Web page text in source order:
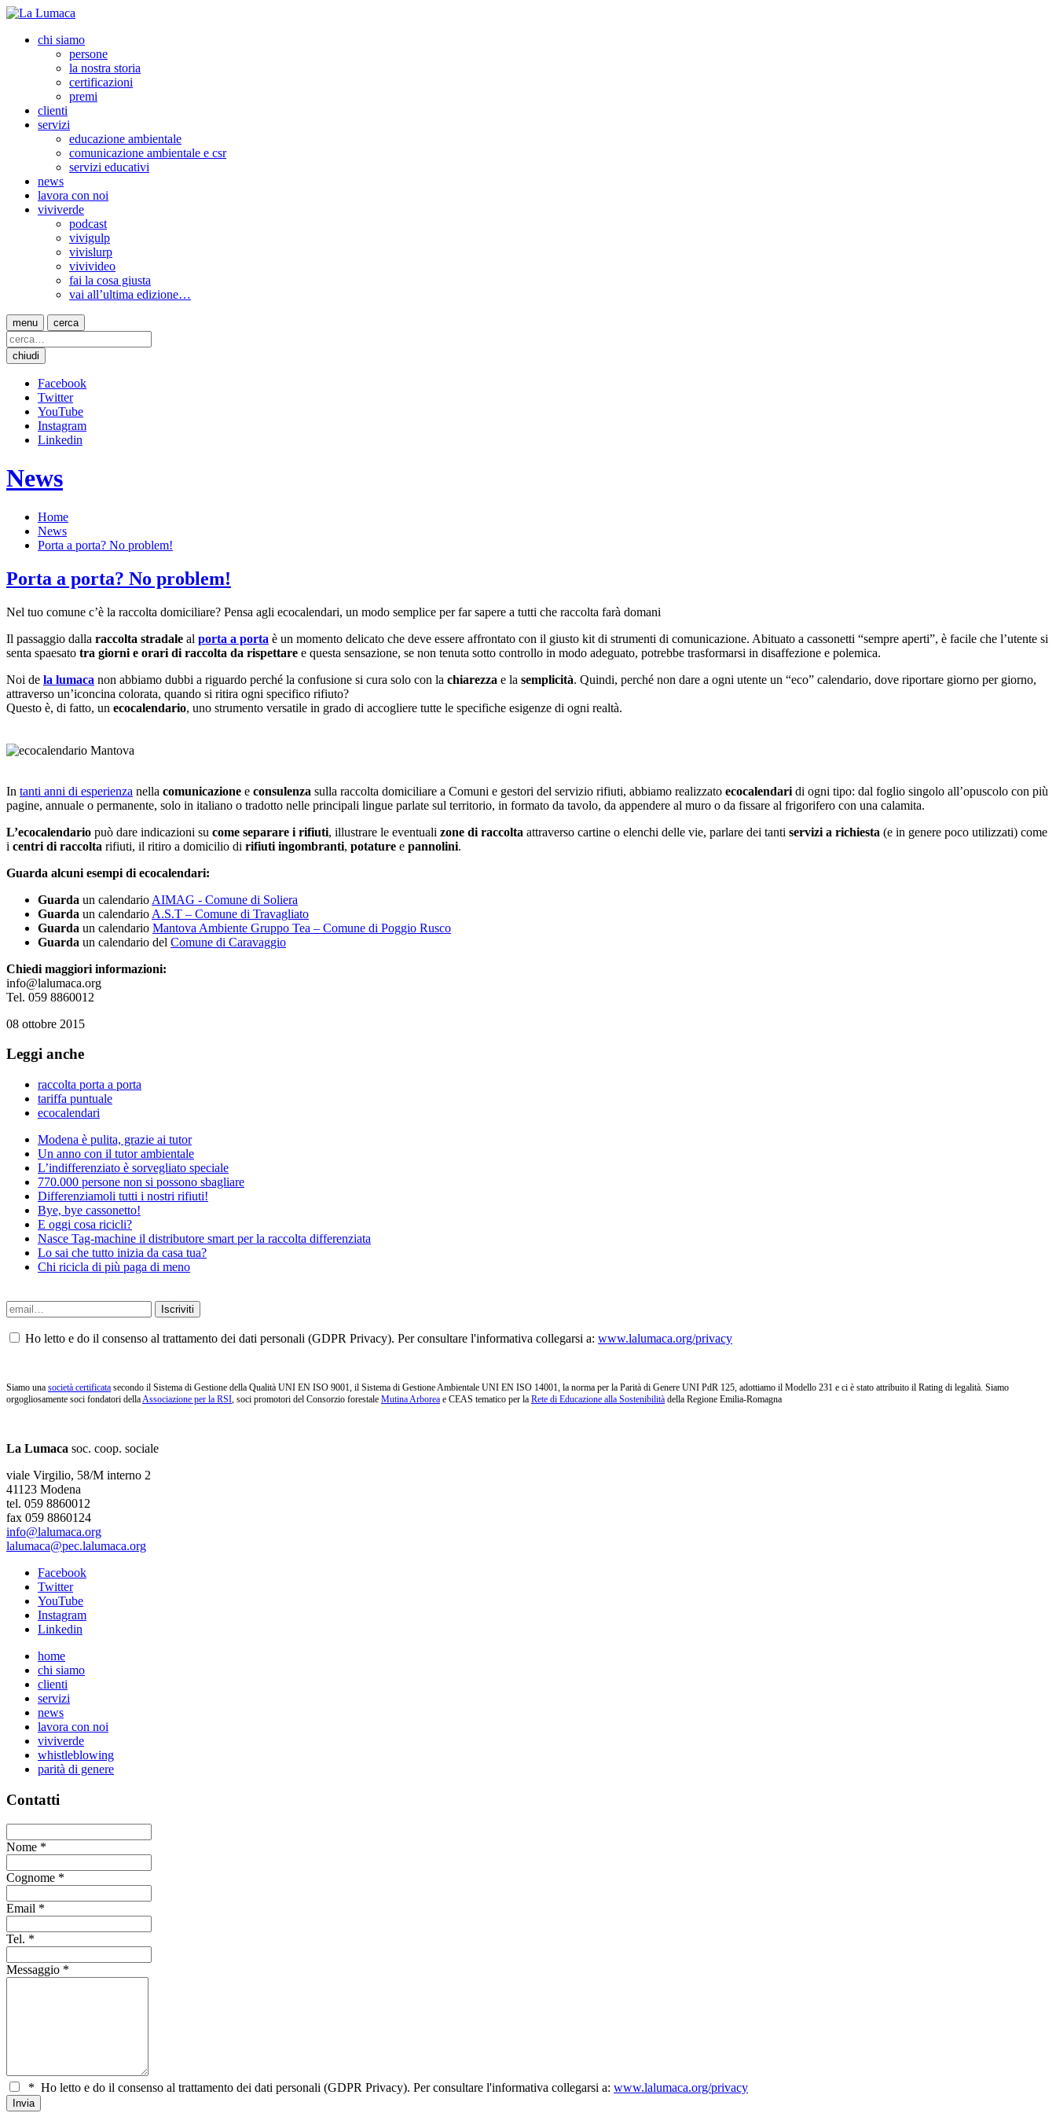
chi siamo
persone
la nostra storia
certificazioni
premi
clienti
servizi
educazione ambientale
comunicazione ambientale e csr
servizi educativi
news
lavora con noi
viviverde
podcast
vivigulp
vivislurp
vivivideo
fai la cosa giusta
vai all’ultima edizione…
menu cerca
chiudi
Facebook
Twitter
YouTube
Instagram
Linkedin
News
Home
News
Porta a porta? No problem!
Porta a porta? No problem!
Nel tuo comune c’è la raccolta domiciliare? Pensa agli ecocalendari, un modo semplice per far sapere a tutti che raccolta farà domani
Il passaggio dalla raccolta stradale al porta a porta è un momento delicato che deve essere affrontato con il giusto kit di strumenti di comunicazione. Abituato a cassonetti “sempre aperti”, è facile che l’utente si
senta spaesato tra giorni e orari di raccolta da rispettare e questa sensazione, se non tenuta sotto controllo in modo adeguato, potrebbe trasformarsi in disaffezione e polemica.
Noi de la lumaca non abbiamo dubbi a riguardo perché la confusione si cura solo con la chiarezza e la semplicità. Quindi, perché non dare a ogni utente un “eco” calendario, dove riportare giorno per giorno,
attraverso un’iconcina colorata, quando si ritira ogni specifico rifiuto?
Questo è, di fatto, un ecocalendario, uno strumento versatile in grado di accogliere tutte le specifiche esigenze di ogni realtà.
In tanti anni di esperienza nella comunicazione e consulenza sulla raccolta domiciliare a Comuni e gestori del servizio rifiuti, abbiamo realizzato ecocalendari di ogni tipo: dal foglio singolo all’opuscolo con più
pagine, annuale o permanente, solo in italiano o tradotto nelle principali lingue parlate sul territorio, in formato da tavolo, da appendere al muro o da fissare al frigorifero con una calamita.
L’ecocalendario può dare indicazioni su come separare i rifiuti, illustrare le eventuali zone di raccolta attraverso cartine o elenchi delle vie, parlare dei tanti servizi a richiesta (e in genere poco utilizzati) come
i centri di raccolta rifiuti, il ritiro a domicilio di rifiuti ingombranti, potature e pannolini.
Guarda alcuni esempi di ecocalendari:
Guarda un calendario AIMAG - Comune di Soliera
Guarda un calendario A.S.T – Comune di Travagliato
Guarda un calendario Mantova Ambiente Gruppo Tea – Comune di Poggio Rusco
Guarda un calendario del Comune di Caravaggio
Chiedi maggiori informazioni:
info@lalumaca.org
Tel. 059 8860012
08 ottobre 2015
Leggi anche
raccolta porta a porta
tariffa puntuale
ecocalendari
Modena è pulita, grazie ai tutor
Un anno con il tutor ambientale
L’indifferenziato è sorvegliato speciale
770.000 persone non si possono sbagliare
Differenziamoli tutti i nostri rifiuti!
Bye, bye cassonetto!
E oggi cosa ricicli?
Nasce Tag-machine il distributore smart per la raccolta differenziata
Lo sai che tutto inizia da casa tua?
Chi ricicla di più paga di meno
Ho letto e do il consenso al trattamento dei dati personali (GDPR Privacy). Per consultare l'informativa collegarsi a: www.lalumaca.org/privacy
Siamo una società certificata secondo il Sistema di Gestione della Qualità UNI EN ISO 9001, il Sistema di Gestione Ambientale UNI EN ISO 14001, la norma per la Parità di Genere UNI PdR 125, adottiamo il Modello 231 e ci è stato attribuito il Rating di legalità. Siamo
orgogliosamente soci fondatori dellaAssociazione per la RSI, soci promotori del Consorzio forestale Mutina Arborea e CEAS tematico per la Rete di Educazione alla Sostenibilità della Regione Emilia-Romagna
La Lumaca soc. coop. sociale
viale Virgilio, 58/M interno 2
41123 Modena
tel. 059 8860012
fax 059 8860124
info@lalumaca.org
lalumaca@pec.lalumaca.org
Facebook
Twitter
YouTube
Instagram
Linkedin
home
chi siamo
clienti
servizi
news
lavora con noi
viviverde
whistleblowing
parità di genere
Contatti
Nome *
Cognome *
Email *
Tel. *
Messaggio *
* Ho letto e do il consenso al trattamento dei dati personali (GDPR Privacy). Per consultare l'informativa collegarsi a: www.lalumaca.org/privacy